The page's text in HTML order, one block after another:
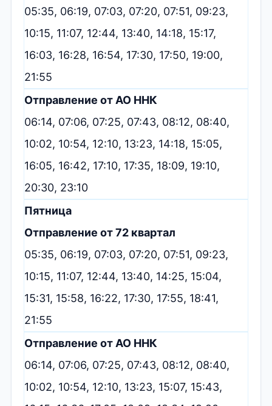
05:35, 06:19, 07:03, 07:20, 07:51, 09:23,
10:15, 11:07, 12:44, 13:40, 14:18, 15:17,
16:03, 16:28, 16:54, 17:30, 17:50, 19:00,
21:55
Отправление от АО ННК
06:14, 07:06, 07:25, 07:43, 08:12, 08:40,
10:02, 10:54, 12:10, 13:23, 14:18, 15:05,
16:05, 16:42, 17:10, 17:35, 18:09, 19:10,
20:30, 23:10
Пятница
Отправление от 72 квартал
05:35, 06:19, 07:03, 07:20, 07:51, 09:23,
10:15, 11:07, 12:44, 13:40, 14:25, 15:04,
15:31, 15:58, 16:22, 17:30, 17:55, 18:41,
21:55
Отправление от АО ННК
06:14, 07:06, 07:25, 07:43, 08:12, 08:40,
10:02, 10:54, 12:10, 13:23, 15:07, 15:43,